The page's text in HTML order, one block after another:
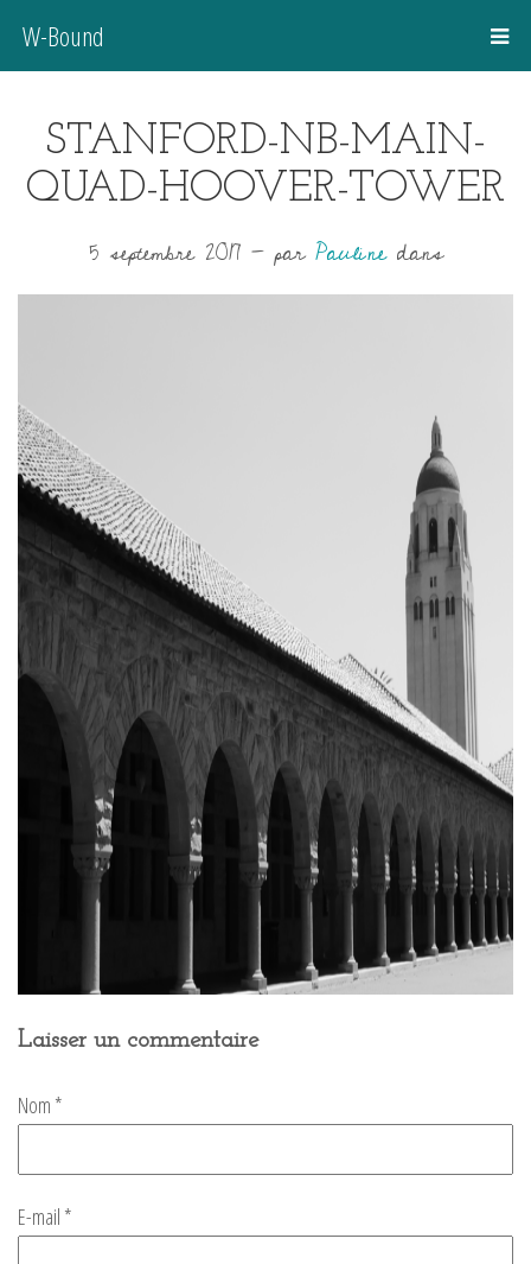
W-Bound
STANFORD-NB-MAIN-
QUAD-HOOVER-TOWER
5 septembre 2017 -parPaulinedans
Laisser un commentaire
Nom *
E-mail *